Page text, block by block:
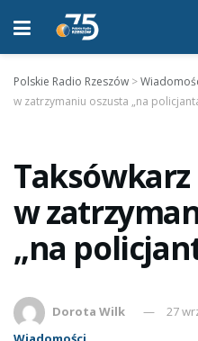
Polskie Radio Rzeszów >
w zatrzymaniu oszusta „na
Taksówkarz
w
„na
Dorota Wilk
27